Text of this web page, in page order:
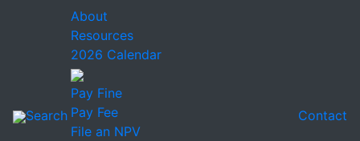
Search
About
Resources
2026 Calendar
Pay Fine
Pay Fee
File an NPV
Contact